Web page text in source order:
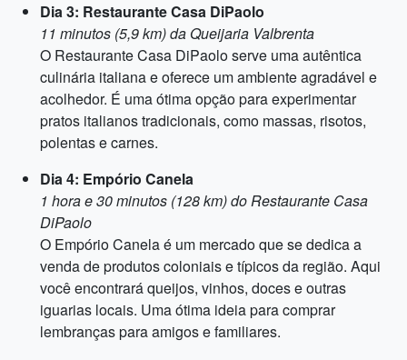
Dia 3: Restaurante Casa DiPaolo
11 minutos (5,9 km) da Queijaria Valbrenta
O Restaurante Casa DiPaolo serve uma autêntica
culinária italiana e oferece um ambiente agradável e
acolhedor. É uma ótima opção para experimentar
pratos italianos tradicionais, como massas, risotos,
polentas e carnes.
Dia 4: Empório Canela
1 hora e 30 minutos (128 km) do Restaurante Casa
DiPaolo
O Empório Canela é um mercado que se dedica a
venda de produtos coloniais e típicos da região. Aqui
você encontrará queijos, vinhos, doces e outras
iguarias locais. Uma ótima ideia para comprar
lembranças para amigos e familiares.